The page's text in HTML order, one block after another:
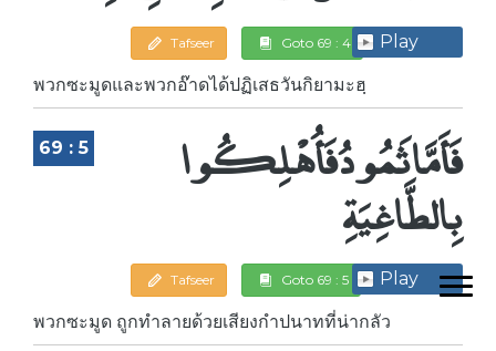
Tafseer Goto 69 : 4 Play
พวกซะมูดและพวกอ๊าดได้ปฏิเสธวันกิยามะฮฺ
69 : 5 فَأَمَّا ثَمُودُ فَأُهْلِكُوا
بِالطَّاغِيَةِ
Tafseer Goto 69 : 5 Play
พวกซะมูด ถูกทำลายด้วยเสียงกำปนาทที่น่ากลัว